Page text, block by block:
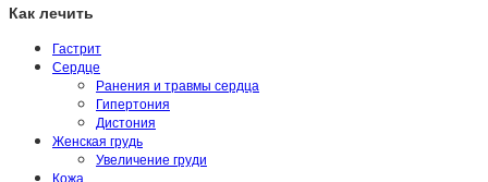
Как лечить
Гастрит
Сердце
Ранения и травмы сердца
Гипертония
Дистония
Женская грудь
Увеличение груди
Кожа